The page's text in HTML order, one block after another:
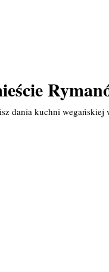
dania kuchni wegańskiej